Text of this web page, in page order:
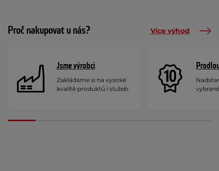
Proč nakupovat u nás? Více výhod
Jsme výrobci
Zakládáme si na vysoké
kvalitě produktů i služeb.